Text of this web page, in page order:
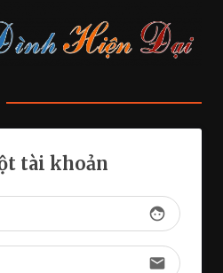
tài khoản
face
email